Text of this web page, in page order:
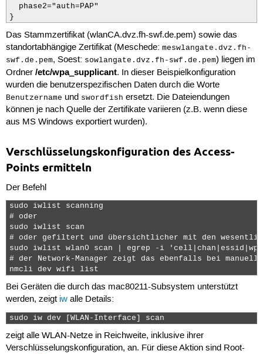
  phase2="auth=PAP"
}
Das Stammzertifikat (wlanCA.dvz.fh-swf.de.pem) sowie das
standortabhängige Zertifikat (Meschede: meswlangate.dvz.fh-
swf.de.pem, Soest: sowlangate.dvz.fh-swf.de.pem) liegen im
Ordner /etc/wpa_supplicant. In dieser Beispielkonfiguration
wurden die benutzerspezifischen Daten durch die Worte
Benutzername und swordfish ersetzt. Die Dateiendungen
können je nach Quelle der Zertifikate variieren (z.B. wenn diese
aus MS Windows exportiert wurden).
Verschlüsselungskonfiguration des Access-
Points ermitteln
Der Befehl
sudo iwlist scanning
# oder
sudo iwlist scan
# oder gefiltert und übersichtlicher mit den
sudo iwlist wlan0 scan | egrep -i
# der Network-Manager zeigt das ebenfalls bei
nmcli dev wifi list
Bei Geräten die durch das mac80211-Subsystem unterstützt
werden, zeigt iwalle Details:
sudo iw dev [WLAN-Interface] scan
zeigt alle WLAN-Netze in Reichweite, inklusive ihrer
Verschlüsselungskonfiguration, an. Für diese Aktion sind Root-